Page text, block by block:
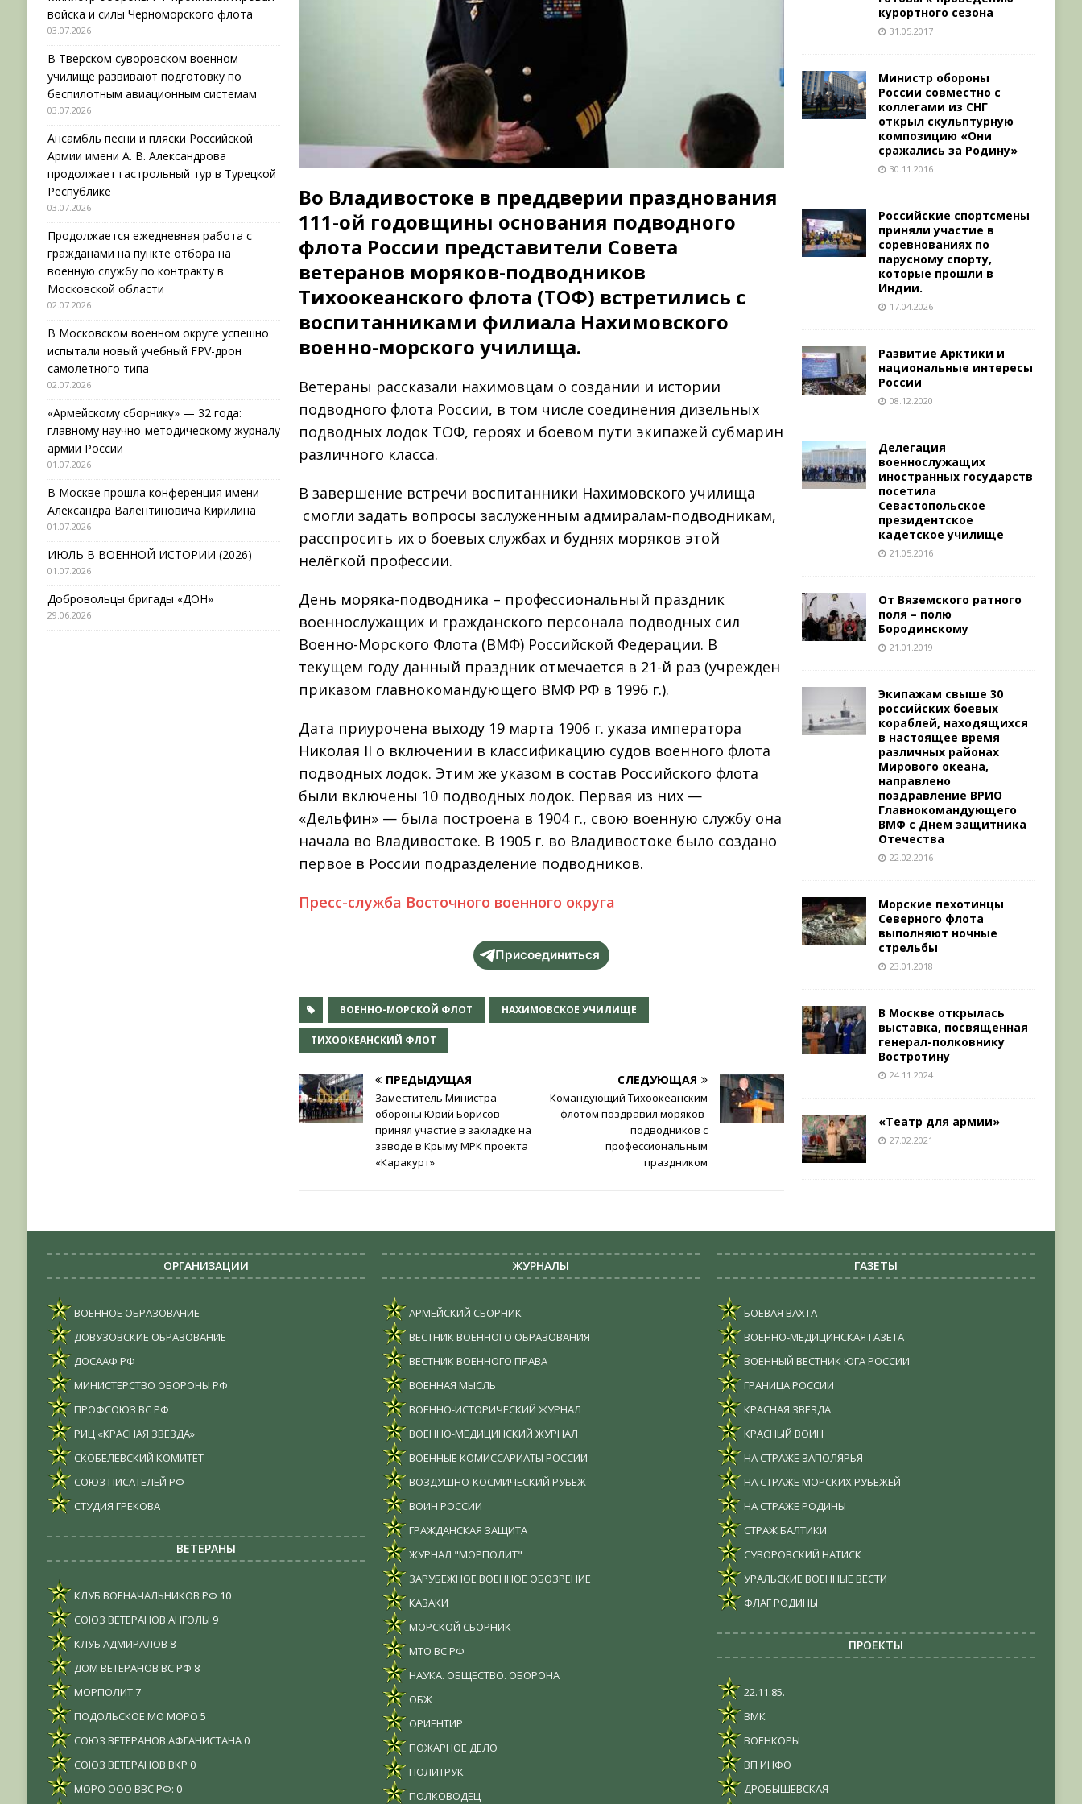
Во Владивостоке в преддверии празднования
111-ой годовщины основания подводного
флота России представители Совета
ветеранов моряков-подводников
Тихоокеанского флота (ТОФ) встретились с
воспитанниками филиала Нахимовского
военно-морского училища.
Ветераны рассказали нахимовцам о создании и истории
подводного флота России, в том числе соединения дизельных
подводных лодок ТОФ, героях и боевом пути экипажей субмарин
различного класса.
В завершение встречи воспитанники Нахимовского училища
смогли задать вопросы заслуженным адмиралам-подводникам,
расспросить их о боевых службах и буднях моряков этой
нелёгкой профессии.
День моряка-подводника – профессиональный праздник
военнослужащих и гражданского персонала подводных сил
Военно-Морского Флота (ВМФ) Российской Федерации. В
текущем году данный праздник отмечается в 21-й раз (учрежден
приказом главнокомандующего ВМФ РФ в 1996 г.).
Дата приурочена выходу 19 марта 1906 г. указа императора
Николая II о включении в классификацию судов военного флота
подводных лодок. Этим же указом в состав Российского флота
были включены 10 подводных лодок. Первая из них —
«Дельфин» — была построена в 1904 г., свою военную службу она
начала во Владивостоке. В 1905 г. во Владивостоке было создано
первое в России подразделение подводников.
Пресс-служба Восточного военного округа
Присоединиться
ВОЕННО-МОРСКОЙ ФЛОТ НАХИМОВСКОЕ УЧИЛИЩЕ
ТИХООКЕАНСКИЙ ФЛОТ
ПРЕДЫДУЩАЯ
Заместитель Министра
обороны Юрий Борисов
принял участие в закладке на
заводе в Крыму МРК проекта
«Каракурт»
СЛЕДУЮЩАЯ
Командующий Тихоокеанским
флотом поздравил моряков-
подводников с
профессиональным
праздником
войска и силы Черноморского флота
03.07.2026
В Тверском суворовском военном
училище развивают подготовку по
беспилотным авиационным системам
03.07.2026
Ансамбль песни и пляски Российской
Армии имени А. В. Александрова
продолжает гастрольный тур в Турецкой
Республике
03.07.2026
Продолжается ежедневная работа с
гражданами на пункте отбора на
военную службу по контракту в
Московской области
02.07.2026
В Московском военном округе успешно
испытали новый учебный FPV-дрон
самолетного типа
02.07.2026
«Армейскому сборнику» — 32 года:
главному научно-методическому журналу
армии России
01.07.2026
В Москве прошла конференция имени
Александра Валентиновича Кирилина
01.07.2026
ИЮЛЬ В ВОЕННОЙ ИСТОРИИ (2026)
01.07.2026
Добровольцы бригады «ДОН»
29.06.2026
курортного сезона
31.05.2017
Министр обороны
России совместно с
коллегами из СНГ
открыл скульптурную
композицию «Они
сражались за Родину»
30.11.2016
Российские спортсмены
приняли участие в
соревнованиях по
парусному спорту,
которые прошли в
Индии.
17.04.2026
Развитие Арктики и
национальные интересы
России
08.12.2020
Делегация
военнослужащих
иностранных государств
посетила
Севастопольское
президентское
кадетское училище
21.05.2016
От Вяземского ратного
поля – полю
Бородинскому
21.01.2019
Экипажам свыше 30
российских боевых
кораблей, находящихся
в настоящее время
различных районах
Мирового океана,
направлено
поздравление ВРИО
Главнокомандующего
ВМФ с Днем защитника
Отечества
22.02.2016
Морские пехотинцы
Северного флота
выполняют ночные
стрельбы
23.01.2018
В Москве открылась
выставка, посвященная
генерал-полковнику
Востротину
24.11.2024
«Театр для армии»
27.02.2021
ОРГАНИЗАЦИИ
ВОЕННОЕ ОБРАЗОВАНИЕ
ДОВУЗОВСКИЕ ОБРАЗОВАНИЕ
ДОСААФ РФ
МИНИСТЕРСТВО ОБОРОНЫ РФ
ПРОФСОЮЗ ВС РФ
РИЦ «КРАСНАЯ ЗВЕЗДА»
СКОБЕЛЕВСКИЙ КОМИТЕТ
СОЮЗ ПИСАТЕЛЕЙ РФ
СТУДИЯ ГРЕКОВА
ВЕТЕРАНЫ
КЛУБ ВОЕНАЧАЛЬНИКОВ РФ 10
СОЮЗ ВЕТЕРАНОВ АНГОЛЫ 9
КЛУБ АДМИРАЛОВ 8
ДОМ ВЕТЕРАНОВ ВС РФ 8
МОРПОЛИТ7
ПОДОЛЬСКОЕ МО МОРО 5
СОЮЗ ВЕТЕРАНОВ АФГАНИСТАНА0
СОЮЗ ВЕТЕРАНОВ ВКР 0
МОРО ООО ВВС РФ: 0
ЖУРНАЛЫ
АРМЕЙСКИЙ СБОРНИК
ВЕСТНИК ВОЕННОГО ОБРАЗОВАНИЯ
ВЕСТНИК ВОЕННОГО ПРАВА
ВОЕННАЯ МЫСЛЬ
ВОЕННО-ИСТОРИЧЕСКИЙ ЖУРНАЛ
ВОЕННО-МЕДИЦИНСКИЙ ЖУРНАЛ
ВОЕННЫЕ КОМИССАРИАТЫ РОССИИ
ВОЗДУШНО-КОСМИЧЕСКИЙ РУБЕЖ
ВОИН РОССИИ
ГРАЖДАНСКАЯ ЗАЩИТА
ЖУРНАЛ "МОРПОЛИТ"
ЗАРУБЕЖНОЕ ВОЕННОЕ ОБОЗРЕНИЕ
КАЗАКИ
МОРСКОЙ СБОРНИК
МТО ВС РФ
НАУКА. ОБЩЕСТВО. ОБОРОНА
ОБЖ
ОРИЕНТИР
ПОЖАРНОЕ ДЕЛО
ПОЛИТРУК
ПОЛКОВОДЕЦ
ГАЗЕТЫ
БОЕВАЯ ВАХТА
ВОЕННО-МЕДИЦИНСКАЯ ГАЗЕТА
ВОЕННЫЙ ВЕСТНИК ЮГА РОССИИ
ГРАНИЦА РОССИИ
КРАСНАЯ ЗВЕЗДА
КРАСНЫЙ ВОИН
НА СТРАЖЕ ЗАПОЛЯРЬЯ
НА СТРАЖЕ МОРСКИХ РУБЕЖЕЙ
НА СТРАЖЕ РОДИНЫ
СТРАЖ БАЛТИКИ
СУВОРОВСКИЙ НАТИСК
УРАЛЬСКИЕ ВОЕННЫЕ ВЕСТИ
ФЛАГ РОДИНЫ
ПРОЕКТЫ
22.11.85.
ВМК
ВОЕНКОРЫ
ВП ИНФО
ДРОБЫШЕВСКАЯ